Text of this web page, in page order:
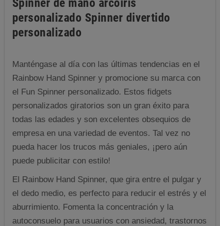
Spinner de mano arcoíris
personalizado Spinner divertido
personalizado
Manténgase al día con las últimas tendencias en el
Rainbow Hand Spinner y promocione su marca con
el Fun Spinner personalizado. Estos fidgets
personalizados giratorios son un gran éxito para
todas las edades y son excelentes obsequios de
empresa en una variedad de eventos. Tal vez no
pueda hacer los trucos más geniales, ¡pero aún
puede publicitar con estilo!
El Rainbow Hand Spinner, que gira entre el pulgar y
el dedo medio, es perfecto para reducir el estrés y el
aburrimiento. Fomenta la concentración y la
autoconsuelo para usuarios con ansiedad, trastornos